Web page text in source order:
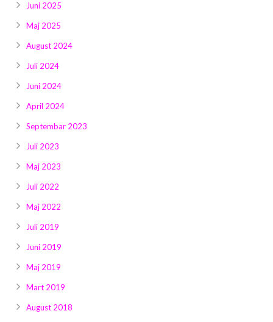
Juni 2025
Maj 2025
August 2024
Juli 2024
Juni 2024
April 2024
Septembar 2023
Juli 2023
Maj 2023
Juli 2022
Maj 2022
Juli 2019
Juni 2019
Maj 2019
Mart 2019
August 2018